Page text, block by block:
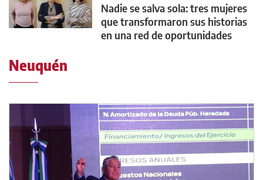
Nadie se salva sola: tres mujeres
que transformaron sus historias
en una red de oportunidades
Neuquén